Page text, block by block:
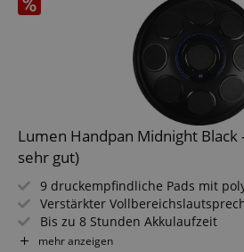
Lumen Handpan Midnight Black
sehr gut)
9 druckempfindliche Pads mit
Verstärkter
Bis zu 8 Stunden Akkulaufzeit
5 professionell aufgenommene
mehr anzeigen